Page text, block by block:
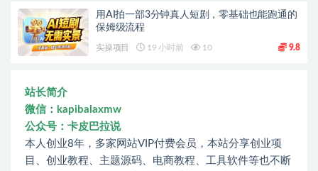
用AI拍一部3分钟真人短剧，零基础也能跑通的
保姆级流程
实操项目 19 小时前 10 9.8
站长简介
微信：kapibalaxmw
公众号：卡皮巴拉说
本人创业8年，多家网站VIP付费会员，本站分享创业项
目、创业教程、主题源码、电商教程、工具软件等也不断